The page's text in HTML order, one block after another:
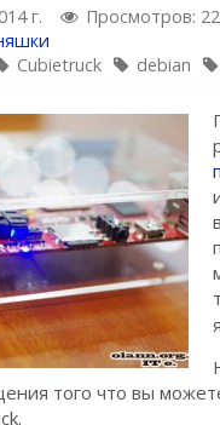
г.
Просмотров:
Cubietruck debian
того что вы